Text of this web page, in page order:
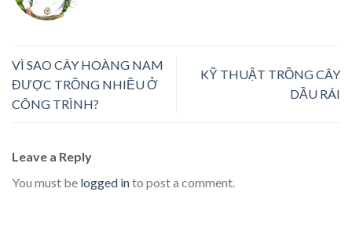
VÌ SAO CÂY HOÀNG NAM
ĐƯỢC TRỒNG NHIỀU Ở
CÔNG TRÌNH?
KỸ THUẬT TRỒNG CÂY
DẦU RÁI
Leave a Reply
You must be logged into post a comment.